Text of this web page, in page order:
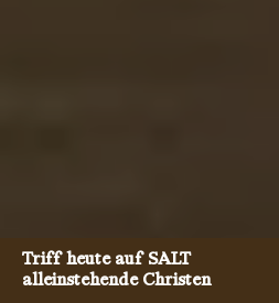
Triff heute auf SALT
alleinstehende Christen